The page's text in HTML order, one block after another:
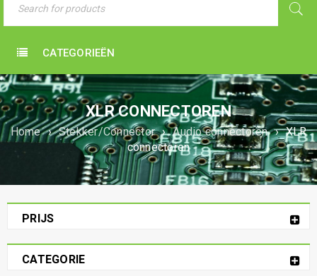
CATEGORIEËN
XLR CONNECTOREN
Home › Stekker/Connector › Audio connectoren › XLR
connectoren
PRIJS
CATEGORIE